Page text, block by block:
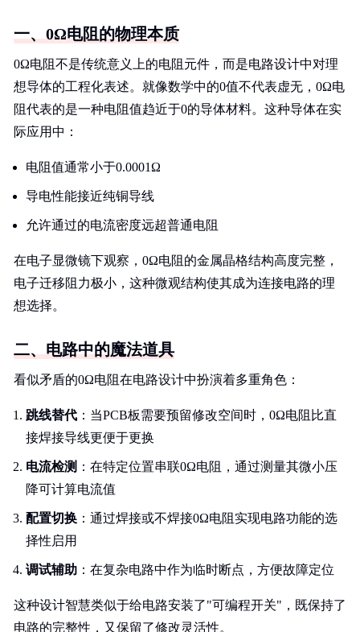
一、0Ω电阻的物理本质
0Ω电阻不是传统意义上的电阻元件，而是电路设计中对理
想导体的工程化表述。就像数学中的0值不代表虚无，0Ω电
阻代表的是一种电阻值趋近于0的导体材料。这种导体在实
际应用中：
电阻值通常小于0.0001Ω
导电性能接近纯铜导线
允许通过的电流密度远超普通电阻
在电子显微镜下观察，0Ω电阻的金属晶格结构高度完整，
电子迁移阻力极小，这种微观结构使其成为连接电路的理
想选择。
二、电路中的魔法道具
看似矛盾的0Ω电阻在电路设计中扮演着多重角色：
跳线替代 ：当PCB板需要预留修改空间时，0Ω电阻比直
接焊接导线更便于更换
电流检测 ：在特定位置串联0Ω电阻，通过测量其微小压
降可计算电流值
配置切换 ：通过焊接或不焊接0Ω电阻实现电路功能的选
择性启用
调试辅助 ：在复杂电路中作为临时断点，方便故障定位
这种设计智慧类似于给电路安装了"可编程开关"，既保持了
电路的完整性，又保留了修改灵活性。